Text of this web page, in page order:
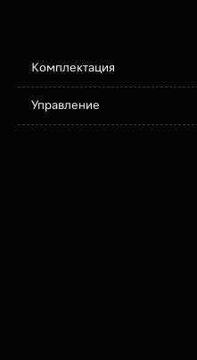
Комплектация
Управление